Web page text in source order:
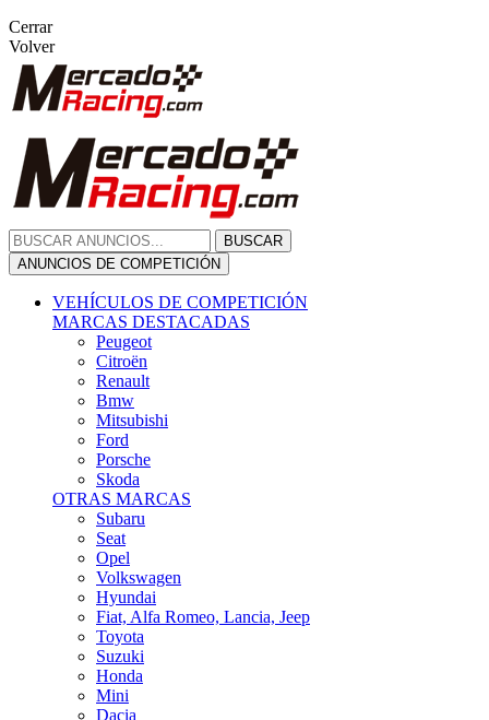
Cerrar
Volver
BUSCAR
ANUNCIOS DE COMPETICIÓN
VEHÍCULOS DE COMPETICIÓN
MARCAS DESTACADAS
Peugeot
Citroën
Renault
Bmw
Mitsubishi
Ford
Porsche
Skoda
OTRAS MARCAS
Subaru
Seat
Opel
Volkswagen
Hyundai
Fiat, Alfa Romeo, Lancia, Jeep
Toyota
Suzuki
Honda
Mini
Dacia